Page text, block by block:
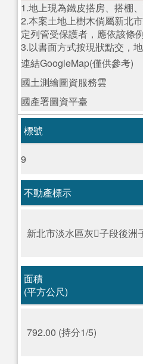
1.地上現為鐵皮搭房、搭棚、
2.本案土地上樹木倘屬新北
定列管受保護者，應依該條
3.以書面方式按現狀點交，
連結GoogleMap(僅供參考)
國土測繪圖資服務雲
國產署圖資平臺
標號
9
不動產標示
新北市淡水區灰󿾨子段後洲
面積
(平方公尺)
792.00 (持分1/5)